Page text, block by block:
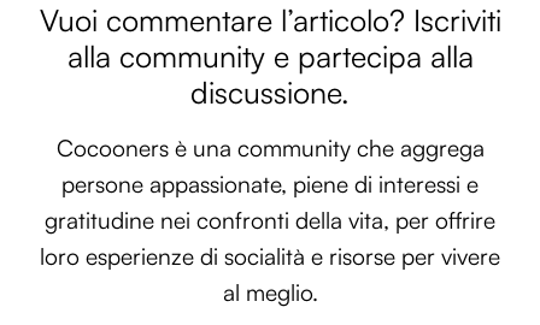
Vuoi commentare l’articolo? Iscriviti
alla community e partecipa alla
discussione.
Cocooners è una community che aggrega
persone appassionate, piene di interessi e
gratitudine nei confronti della vita, per offrire
loro esperienze di socialità e risorse per vivere
al meglio.